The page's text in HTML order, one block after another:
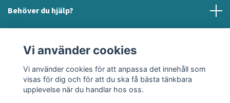
Behöver du hjälp?
Sociala medier
Vi använder cookies
Vi använder cookies för att anpassa det innehåll som
visas för dig och för att du ska få bästa tänkbara
upplevelse när du handlar hos oss.